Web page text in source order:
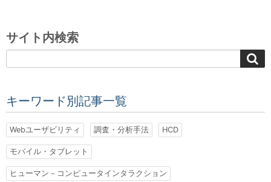
サイト内検索
キーワード別記事一覧
Webユーザビリティ 調査・分析手法 HCD
モバイル・タブレット
ヒューマン－コンピュータインタラクション